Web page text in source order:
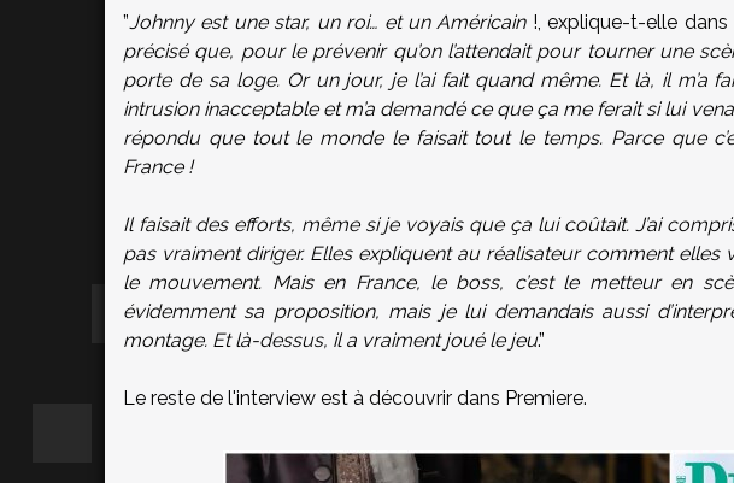
”Johnny est une star, un roi… et un Américain !, explique-t-elle
précisé que, pour le prévenir qu’on l’attendait pour tourner une
porte de sa loge. Or un jour, je l’ai fait quand même. Et là, il m’a
intrusion inacceptable et m’a demandé ce que ça me ferait si lui
répondu que tout le monde le faisait tout le temps. Parce que
France !
Il faisait des efforts, même si je voyais que ça lui coûtait. J’ai
pas vraiment diriger. Elles expliquent au réalisateur comment
le mouvement. Mais en France, le boss, c’est le metteur en
évidemment sa proposition, mais je lui demandais aussi
montage. Et là-dessus, il a vraiment joué le jeu.”
Le reste de l'interview est à découvrir dans Premiere.